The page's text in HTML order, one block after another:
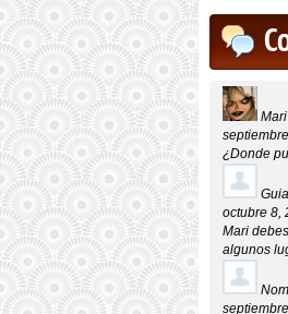
Mari
¿Donde
octubre 8,
Mari
algunos